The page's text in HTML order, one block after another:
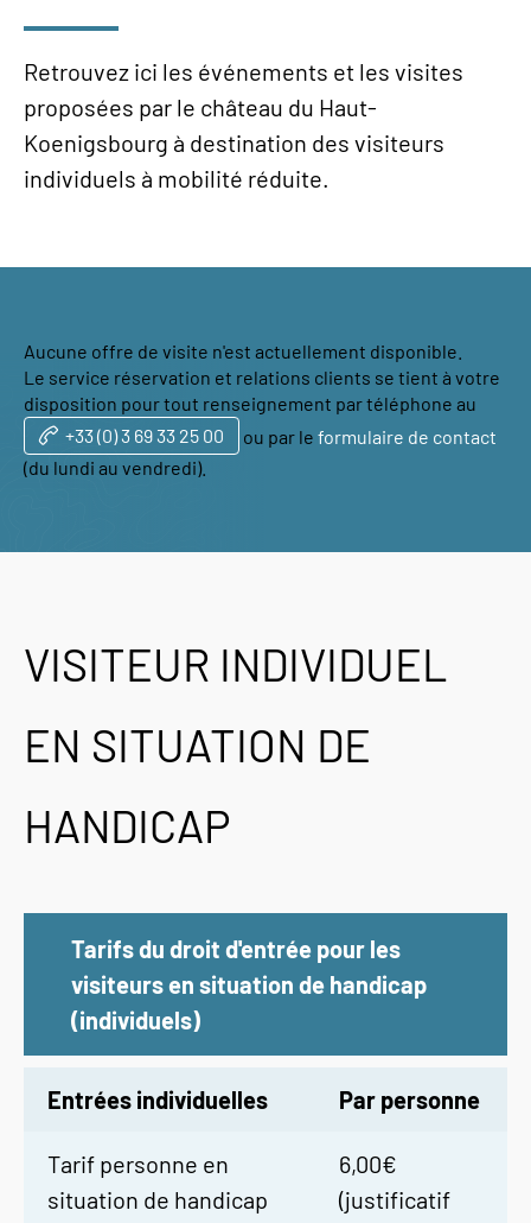
Retrouvez ici les événements et les visites
proposées par le château du Haut-
Koenigsbourg à destination des visiteurs
individuels à mobilité réduite.
Aucune offre de visite n'est actuellement disponible.
Le service réservation et relations clients se tient à votre
disposition pour tout renseignement par téléphone au
+33 (0) 3 69 33 25 00
ou par le formulaire de contact
(du lundi au vendredi).
VISITEUR INDIVIDUEL
EN SITUATION DE
HANDICAP
Tarifs du droit d'entrée pour les
visiteurs en situation de handicap
(individuels)
Entrées individuelles Par personne
Tarif personne en
situation de handicap
6,00€
(justificatif